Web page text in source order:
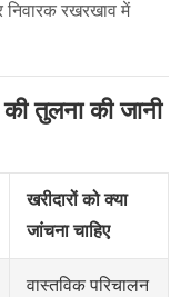
निवारक रखरखाव में
तुलना की जानी
खरीदारों को क्या
जांचना चाहिए
वास्तविक परिचालन